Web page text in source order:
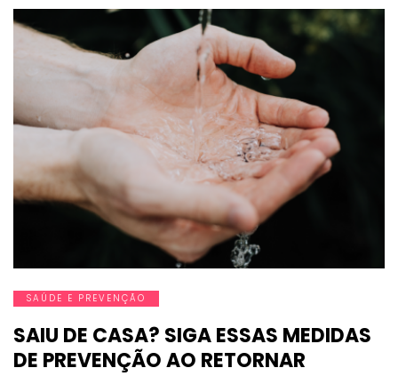
SAÚDE E PREVENÇÃO
SAIU DE CASA? SIGA ESSAS MEDIDAS
DE PREVENÇÃO AO RETORNAR